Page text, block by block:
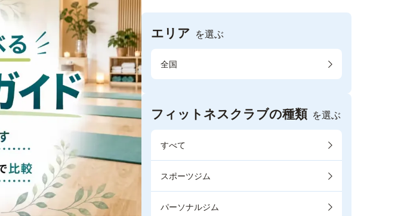
エリア を選ぶ
全国
フィットネスクラブの種類 を選ぶ
すべて
スポーツジム
パーソナルジム